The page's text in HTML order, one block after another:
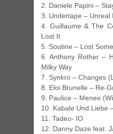
2. Daniele Papini –
3. Undertape – Unreal
4. Guillaume & The
Lost It
5. Soutine – Lost
6. Anthony Rother –
Milky Way
7. Synkro – Changes
8. Eloi Brunelle – Re-
9. Paulice – Meneo
10. Kabale Und Liebe
11. Tadeo- IO
12. Danny Daze feat.